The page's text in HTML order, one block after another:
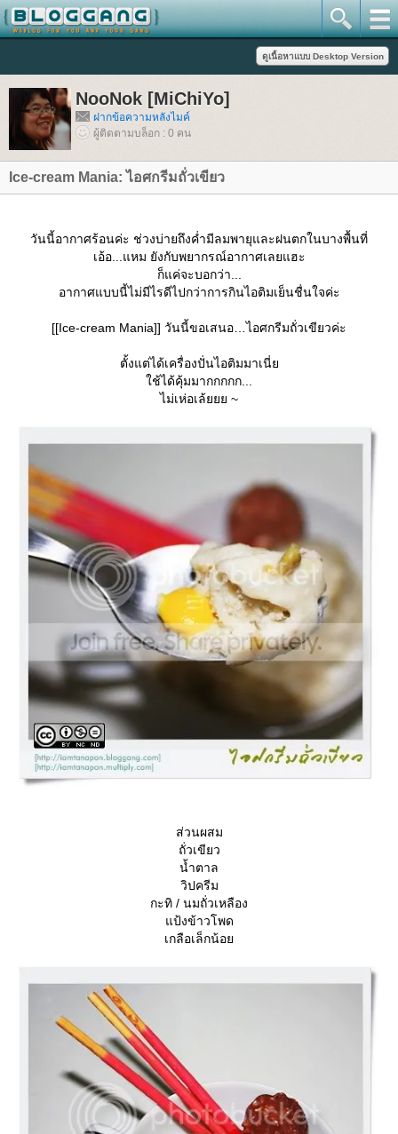
NooNok [MiChiYo]
ฝากข้อความหลังไมค์
ผู้ติดตามบล็อก : 0 คน
Ice-cream Mania: ไอศกรีมถั่วเขียว
วันนี้อากาศร้อนค่ะ ช่วงบ่ายถึงค่ำมีลมพายุและฝนตกในบางพื้นที่
เอ้อ...แหม ยังกับพยากรณ์อากาศเลยแฮะ
ก็แค่จะบอกว่า...
อากาศแบบนี้ไม่มีไรดีไปกว่าการกินไอติมเย็นชื่นใจค่ะ
[[Ice-cream Mania]] วันนี้ขอเสนอ…ไอศกรีมถั่วเขียวค่ะ
ตั้งแต่ได้เครื่องปั่นไอติมมาเนี่
ช้ได้คุ้มมากกกกก...
ไม่เห่อเล้ยยย ~
ส่วนผสม
ถั่วเขียว
น้ำตาล
วิปครีม
กะทิ / นมถั่วเหลือง
ป้งข้าวโพด
เกลือเล็กน้อ